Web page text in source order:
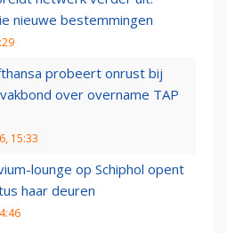
nieuwe bestemmingen
probeert onrust bij
over overname TAP
15:33
lounge op Schiphol opent
haar deuren